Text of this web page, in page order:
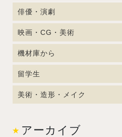
俳優・演劇
映画・CG・美術
機材庫から
留学生
美術・造形・メイク
アーカイブ